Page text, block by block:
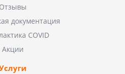
Отзывы
документация
COVID
Акции